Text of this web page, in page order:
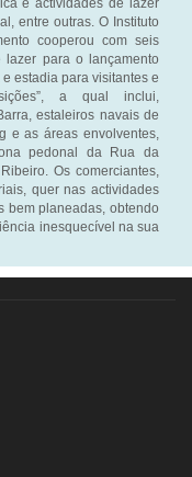
e actividades de lazer
entre outras. O Instituto
cooperou com seis
lazer para o lançamento
estadia para visitantes e
a qual inclui,
estaleiros navais de
e as áreas envolventes,
pedonal da Rua da
Os comerciantes,
quer nas actividades
bem planeadas, obtendo
inesquecível na sua